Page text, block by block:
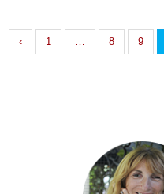
‹ 1 … 8 9